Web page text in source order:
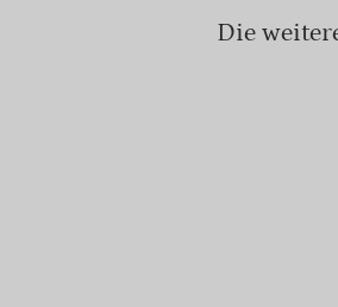
Die